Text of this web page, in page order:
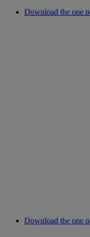
Download the one
Download the one